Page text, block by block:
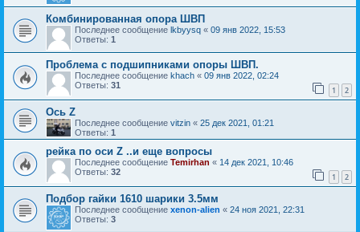
Комбинированная опора ШВП
Последнее сообщение lkbyysq « 09 янв 2022, 15:53
Ответы: 1
Проблема с подшипниками опоры ШВП.
Последнее сообщение khach « 09 янв 2022, 02:24
Ответы: 31 1 2
Ось Z
Последнее сообщение vitzin « 25 дек 2021, 01:21
Ответы: 1
рейка по оси Z ..и еще вопросы
Последнее сообщение Temirhan « 14 дек 2021, 10:46
Ответы: 32 1 2
Подбор гайки 1610 шарики 3.5мм
Последнее сообщение xenon-alien « 24 ноя 2021, 22:31
Ответы: 3